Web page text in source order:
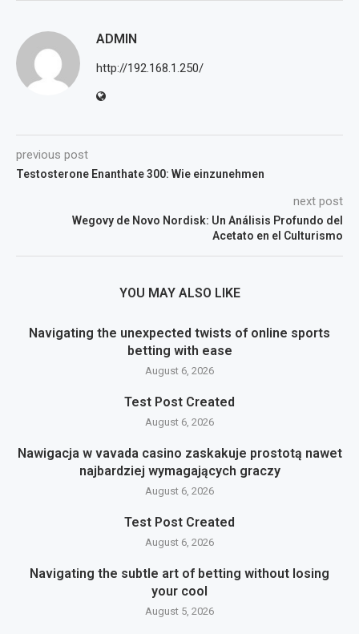
ADMIN
http://192.168.1.250/
previous post
Testosterone Enanthate 300: Wie einzunehmen
next post
Wegovy de Novo Nordisk: Un Análisis Profundo del
Acetato en el Culturismo
YOU MAY ALSO LIKE
Navigating the unexpected twists of online sports
betting with ease
August 6, 2026
Test Post Created
August 6, 2026
Nawigacja w vavada casino zaskakuje prostotą nawet
najbardziej wymagających graczy
August 6, 2026
Test Post Created
August 6, 2026
Navigating the subtle art of betting without losing
your cool
August 5, 2026